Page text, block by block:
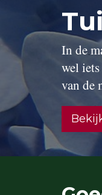
In de
wel
van de